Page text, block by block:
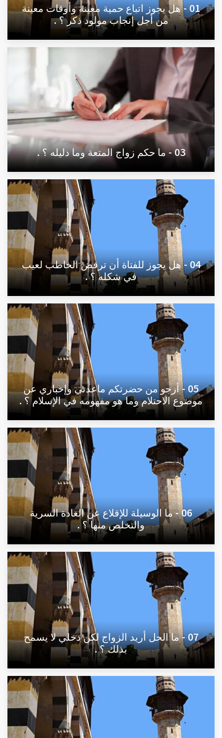
01 - هل يجوز اتباع حمية معينة وأوقات معينة
من أجل إنجاب مولود ذكر ؟ .
03 - ما حكم زواج المتعة وما دليله ؟ .
04 - هل يجوز للفتاة أن ترفض الخاطب لعيب
في شكله ؟ .
05 - أرجو من حضرتكم ماعدتي وإخباري عن
موضوع الاحتلام وما هو مفهومه في الإسلام ؟ .
06 - ما الوسيلة للإقلاع عن العادة السرية
والتخلص منها ؟ .
07 - ما الحل أريد الزواج لكن دخلي لا يسمح
بذلك ؟ .